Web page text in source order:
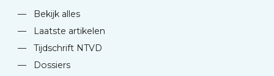
—
Bekijk alles
—
Laatste artikelen
—
Tijdschrift NTVD
—
Dossiers